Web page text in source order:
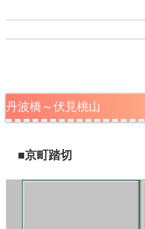
丹波橋～伏見桃山
■京町踏切